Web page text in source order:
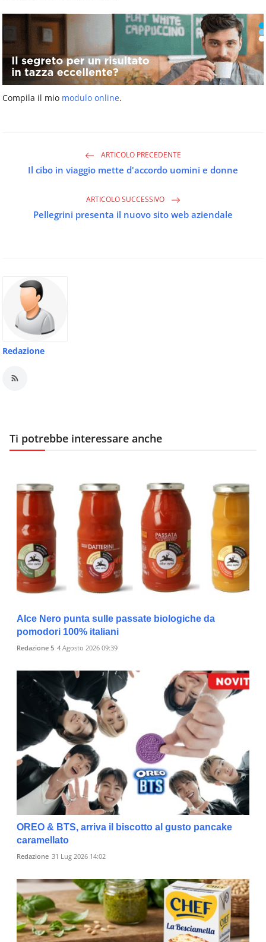
Compila il mio modulo online.
ARTICOLO PRECEDENTE
Il cibo in viaggio mette d'accordo uomini e donne
ARTICOLO SUCCESSIVO
Pellegrini presenta il nuovo sito web aziendale
Redazione
Ti potrebbe interessare anche
Alce Nero punta sulle passate biologiche da
pomodori 100% italiani
Redazione 5 4 Agosto 2026 09:39
OREO & BTS, arriva il biscotto al gusto pancake
caramellato
Redazione 31 Lug 2026 14:02